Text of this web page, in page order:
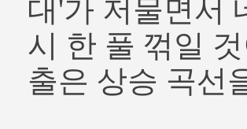
대'가 저물면서
시 한 풀 꺾일
출은 상승 곡선